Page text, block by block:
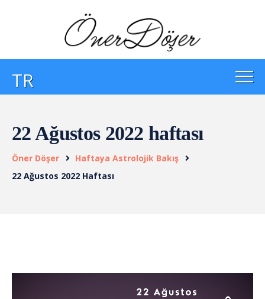
TR
22 Ağustos 2022 haftası
Öner Döşer
Haftaya Astrolojik Bakış
22 Ağustos 2022 Haftası